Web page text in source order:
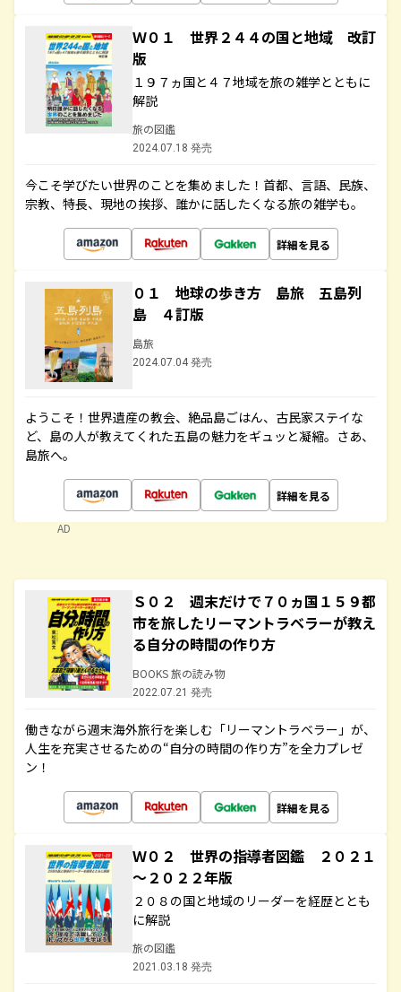
Ｗ０１ 世界２４４の国と地域 改訂
版
１９７ヵ国と４７地域を旅の雑学とともに
解説
旅の図鑑
2024.07.18 発売
今こそ学びたい世界のことを集めました！首都、言語、民族、
宗教、特長、現地の挨拶、誰かに話したくなる旅の雑学も。
詳細を見る
０１ 地球の歩き方 島旅 五島列
島 ４訂版
島旅
2024.07.04 発売
ようこそ！世界遺産の教会、絶品島ごはん、古民家ステイな
ど、島の人が教えてくれた五島の魅力をギュッと凝縮。さあ、
島旅へ。
詳細を見る
AD
Ｓ０２ 週末だけで７０ヵ国１５９都
市を旅したリーマントラベラーが教え
る自分の時間の作り方
BOOKS 旅の読み物
2022.07.21 発売
働きながら週末海外旅行を楽しむ「リーマントラベラー」が、
人生を充実させるための“自分の時間の作り方”を全力プレゼ
ン！
詳細を見る
Ｗ０２ 世界の指導者図鑑 ２０２１
～２０２２年版
２０８の国と地域のリーダーを経歴ととも
に解説
旅の図鑑
2021.03.18 発売